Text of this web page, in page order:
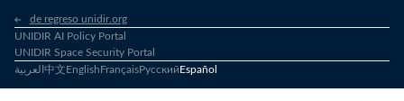
de regreso unidir.org
UNIDIR AI Policy Portal
UNIDIR Space Security Portal
العربية 中文EnglishFrançaisРусскийEspañol